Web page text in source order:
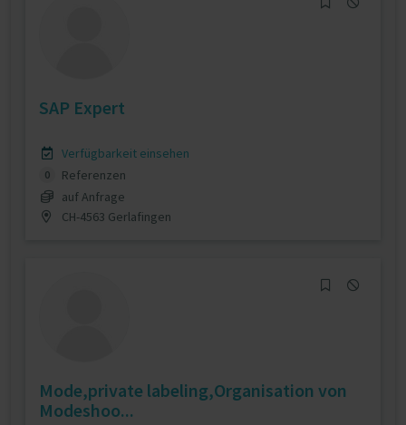
SAP Expert
Verfügbarkeit einsehen
0
Referenzen
auf Anfrage
CH-4563 Gerlafingen
Mode,private labeling,Organisation von
Modeshoo...